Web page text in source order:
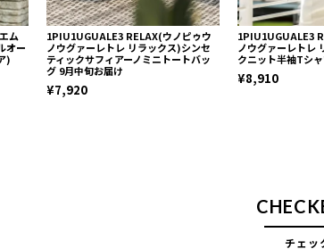
ム
オー
)
1PIU1UGUALE3 RELAX(ウノピゥウ
ノウグァーレトレ リラックス)シンセ
ティックサフィアーノミニトートバッ
グ 9月中旬お届け
¥7,920
1PIU1UGUALE3
ノウグァーレトレ
クニット半袖Tシ
¥8,910
チェッ